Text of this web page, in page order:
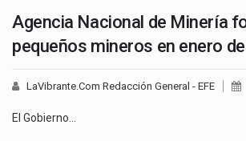
Agencia Nacional de Minería
pequeños mineros en enero
LaVibrante.Com Redacción General - EFE
El Gobierno…